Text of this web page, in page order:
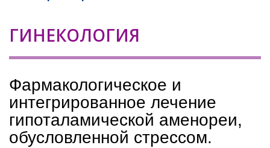
ГИНЕКОЛОГИЯ
Фармакологическое и
интегрированное лечение
гипоталамической аменореи,
обусловленной стрессом.